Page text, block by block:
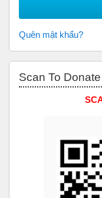
Quên mật khẩu?
Scan To